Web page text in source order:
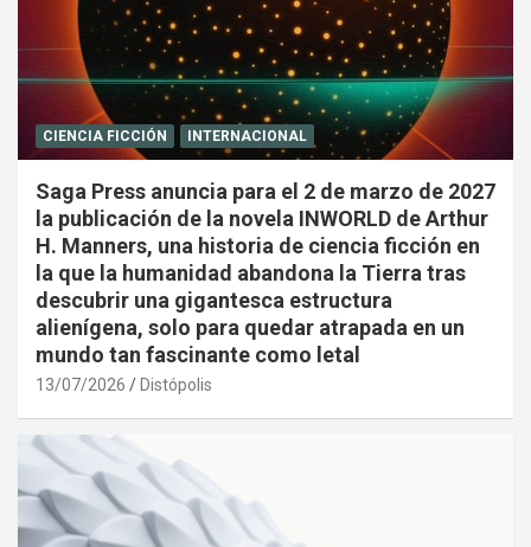
CIENCIA FICCIÓN INTERNACIONAL
Saga Press anuncia para el 2 de marzo de 2027
la publicación de la novela INWORLD de Arthur
H. Manners, una historia de ciencia ficción en
la que la humanidad abandona la Tierra tras
descubrir una gigantesca estructura
alienígena, solo para quedar atrapada en un
mundo tan fascinante como letal
13/07/2026 Distópolis